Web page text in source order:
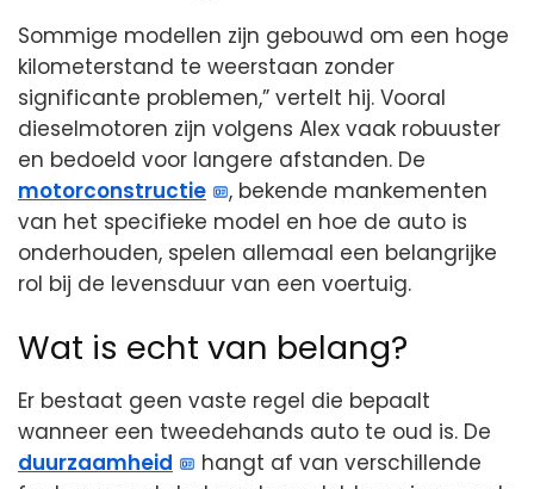
Sommige modellen zijn gebouwd om een hoge
kilometerstand te weerstaan zonder
significante problemen,” vertelt hij. Vooral
dieselmotoren zijn volgens Alex vaak robuuster
en bedoeld voor langere afstanden. De
motorconstructie
, bekende mankementen
van het specifieke model en hoe de auto is
onderhouden, spelen allemaal een belangrijke
rol bij de levensduur van een voertuig.
Wat is echt van belang?
Er bestaat geen vaste regel die bepaalt
wanneer een tweedehands auto te oud is. De
duurzaamheid
hangt af van verschillende